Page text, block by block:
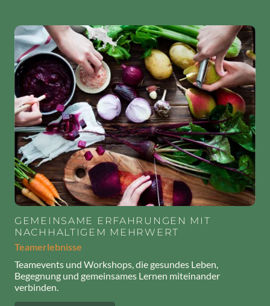
GEMEINSAME ERFAHRUNGEN MIT
NACHHALTIGEM MEHRWERT
Teamerlebnisse
Teamevents und Workshops, die gesundes Leben,
Begegnung und gemeinsames Lernen miteinander
verbinden.